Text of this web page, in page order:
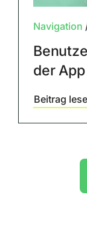
Navigation
der
Beitrag